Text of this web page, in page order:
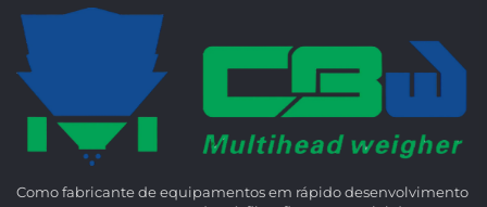
Como fabricante de equipamentos em rápido desenvolvimento